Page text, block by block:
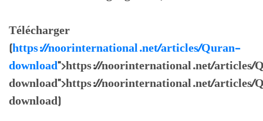
Télécharger
(https://noorinternational.net/articles/Quran-
download">https://noorinternational.net/articles/
download">https://noorinternational.net/articles/
download)